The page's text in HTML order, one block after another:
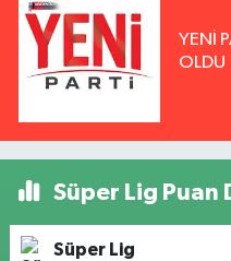
YENİ
OLDU
Süper Lig Puan
Süper Lig